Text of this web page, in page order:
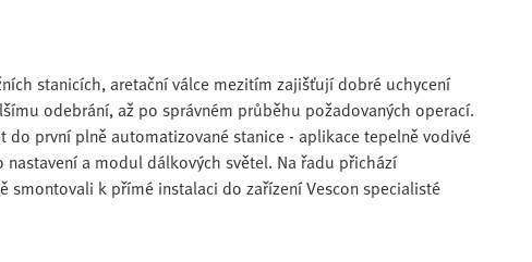
stanicích, aretační válce mezitím zajišťují dobré uchycení
odebrání, až po správném průběhu požadovaných operací.
první plně automatizované stanice - aplikace tepelně vodivé
a modul dálkových světel. Na řadu přichází
k přímé instalaci do zařízení Vescon specialisté